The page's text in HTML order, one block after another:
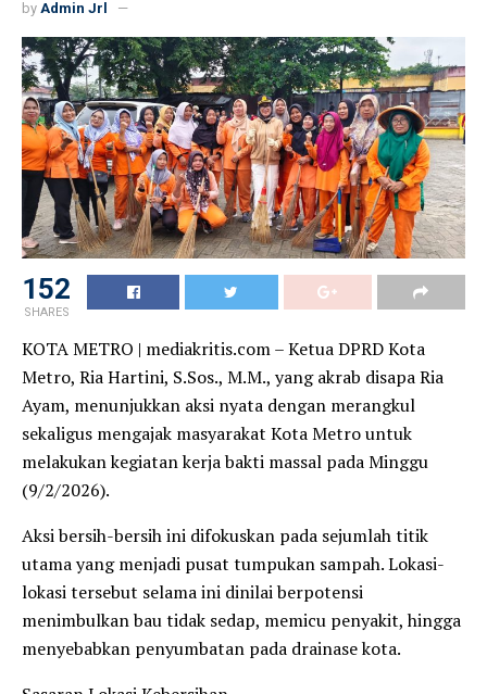
by Admin Jrl
152
SHARES
​KOTA METRO | mediakritis.com – Ketua DPRD Kota
Metro, Ria Hartini, S.Sos., M.M., yang akrab disapa Ria
Ayam, menunjukkan aksi nyata dengan merangkul
sekaligus mengajak masyarakat Kota Metro untuk
melakukan kegiatan kerja bakti massal pada Minggu
(9/2/2026).
​Aksi bersih-bersih ini difokuskan pada sejumlah titik
utama yang menjadi pusat tumpukan sampah. Lokasi-
lokasi tersebut selama ini dinilai berpotensi
menimbulkan bau tidak sedap, memicu penyakit, hingga
menyebabkan penyumbatan pada drainase kota.